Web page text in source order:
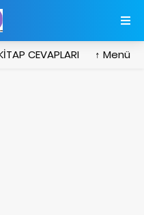
Menü ↑
CEVAPLARI